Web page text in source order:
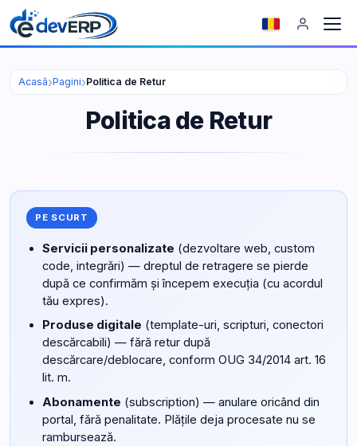
Acasă›Pagini›Politica de Retur
Politica de Retur
PE SCURT
Servicii personalizate (dezvoltare web, custom
code, integrări) — dreptul de retragere se pierde
după ce confirmăm și începem execuția (cu acordul
tău expres).
Produse digitale (template-uri, scripturi, conectori
descărcabili) — fără retur după
descărcare/deblocare, conform OUG 34/2014 art. 16
lit. m.
Abonamente (subscription) — anulare oricând din
portal, fără penalitate. Plățile deja procesate nu se
rambursează.